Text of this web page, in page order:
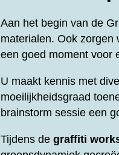
Aan het begin van de
materialen. Ook zorgen
een goed moment voor
U maakt kennis met
moeilijkheidsgraad
brainstorm sessie een
Tijdens de graffiti